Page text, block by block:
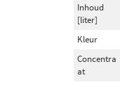
Inhoud
[liter]
Kleur
Concentra
at